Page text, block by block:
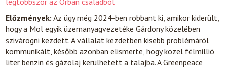
Előzmények: Az ügy még 2024-ben robbant ki, amikor kiderült,
hogy a Mol egyik üzemanyagvezetéke Gárdony közelében
szivárogni kezdett. A vállalat kezdetben kisebb problémáról
kommunikált, később azonban elismerte, hogy közel félmillió
liter benzin és gázolaj kerülhetett a talajba. A Greenpeace